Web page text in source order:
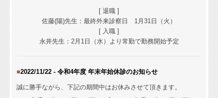
[ 退職 ]
佐藤(陽)先生：最終外来診察日 1月31日（火）
[ 入職 ]
永井先生： 2月1日（水）より常勤で勤務開始予定
■2022/11/22 - 令和4年度 年末年始休診のお知らせ
誠に勝手ながら、下記の期間中はお休みさせて頂きます。